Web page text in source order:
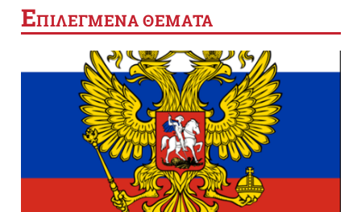
ΕΠΙΛΕΓΜΕΝΑ ΘΕΜΑΤΑ